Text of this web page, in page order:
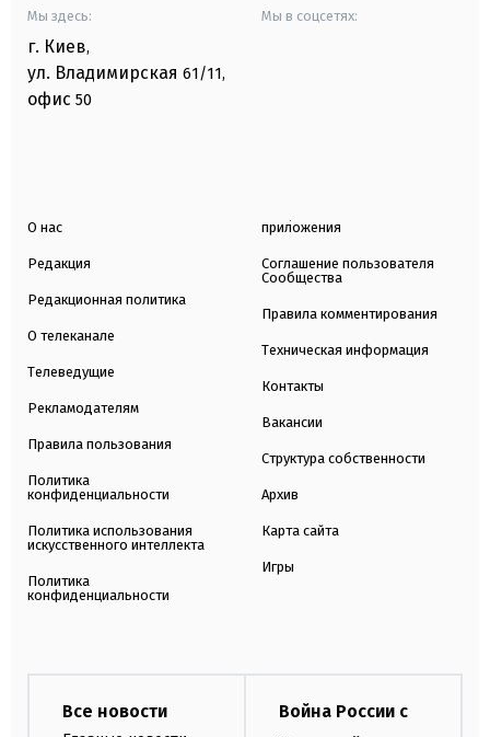
Мы здесь:
г. Киев,
ул. Владимирская 61/11,
офис 50
Мы в соцсетях:
О нас
Редакция
Редакционная политика
О телеканале
Телеведущие
Рекламодателям
Правила пользования
Политика
конфиденциальности
Политика использования
искусственного интеллекта
Политика
конфиденциальности
приложения
Соглашение пользователя
Сообщества
Правила комментирования
Техническая информация
Контакты
Вакансии
Структура собственности
Архив
Карта сайта
Игры
Все новости
Война России с